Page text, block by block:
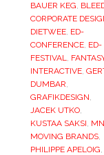
BAUER KEG,
CORPORATE
DIETWEE, ED-
CONFERENCE, ED-
FESTIVAL,
INTERACTIVE,
DUMBAR,
GRAFIKDESIGN,
JACEK UTKO,
KUSTAA SAKSI,
MOVING BRANDS,
PHILIPPE APELOIG,